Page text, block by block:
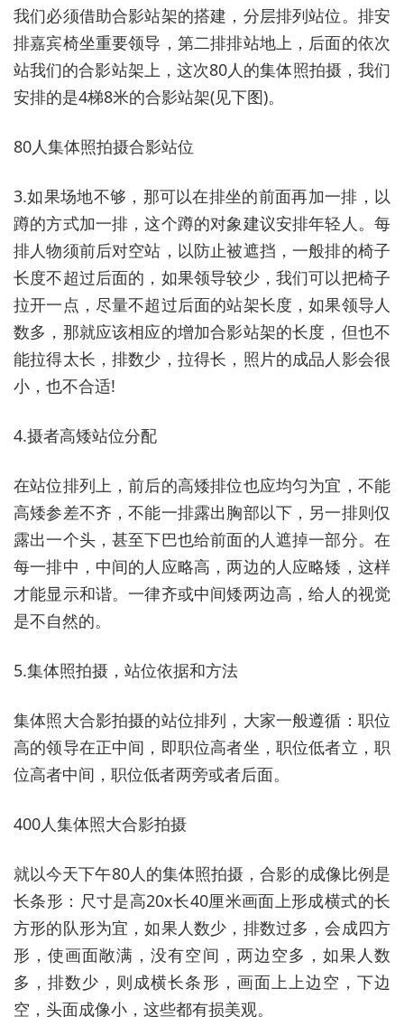
我们必须借助合影站架的搭建，分层排列站位。排安
排嘉宾椅坐重要领导，第二排排站地上，后面的依次
站我们的合影站架上，这次80人的集体照拍摄，我们
安排的是4梯8米的合影站架(见下图)。
80人集体照拍摄合影站位
3.如果场地不够，那可以在排坐的前面再加一排，以
蹲的方式加一排，这个蹲的对象建议安排年轻人。每
排人物须前后对空站，以防止被遮挡，一般排的椅子
长度不超过后面的，如果领导较少，我们可以把椅子
拉开一点，尽量不超过后面的站架长度，如果领导人
数多，那就应该相应的增加合影站架的长度，但也不
能拉得太长，排数少，拉得长，照片的成品人影会很
小，也不合适!
4.摄者高矮站位分配
在站位排列上，前后的高矮排位也应均匀为宜，不能
高矮参差不齐，不能一排露出胸部以下，另一排则仅
露出一个头，甚至下巴也给前面的人遮掉一部分。在
每一排中，中间的人应略高，两边的人应略矮，这样
才能显示和谐。一律齐或中间矮两边高，给人的视觉
是不自然的。
5.集体照拍摄，站位依据和方法
集体照大合影拍摄的站位排列，大家一般遵循：职位
高的领导在正中间，即职位高者坐，职位低者立，职
位高者中间，职位低者两旁或者后面。
400人集体照大合影拍摄
就以今天下午80人的集体照拍摄，合影的成像比例是
长条形：尺寸是高20x长40厘米画面上形成横式的长
方形的队形为宜，如果人数少，排数过多，会成四方
形，使画面敞满，没有空间，两边空多，如果人数
多，排数少，则成横长条形，画面上上边空，下边
空，头面成像小，这些都有损美观。